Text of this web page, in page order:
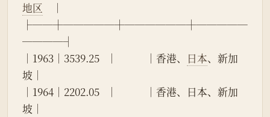
地区
    │
├──┼─────┼──────┼─────
────┤
│1963│3539.25   │            │香港、
日本、新加
坡│
│1964│2202.05   │            │香港、日本、新加
坡│